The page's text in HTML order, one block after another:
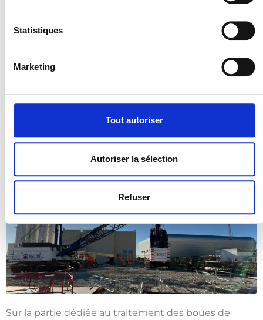
Statistiques
Marketing
Tout autoriser
Autoriser la sélection
Refuser
Sur la partie dédiée au traitement des boues de